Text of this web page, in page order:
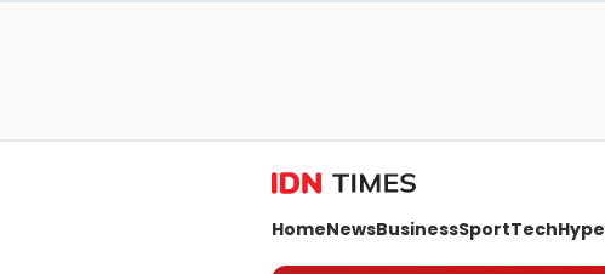
HomeNewsBusinessSportTechHype